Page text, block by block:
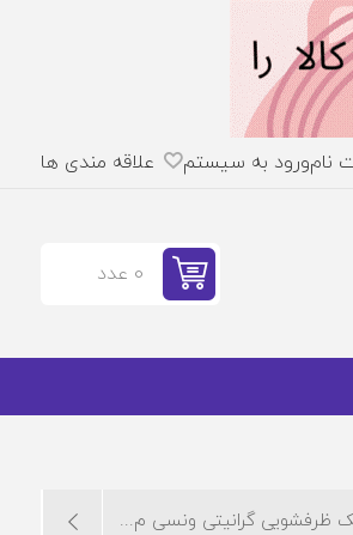
نامورود به سیستم علاقه مندی ها
0 عدد
ظرفشویی گرانیتی ونسی م...